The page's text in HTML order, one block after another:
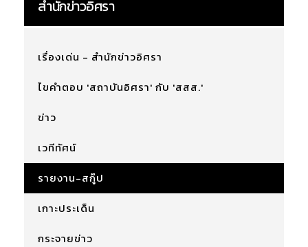
สำนักข่าวอิศรา
เรื่องเด่น - สำนักข่าวอิศรา
ไขคำตอบ 'สถาบันอิศรา' กับ 'สสส.'
ข่าว
เวทีทัศน์
รายงาน-สกู๊ป
เกาะประเด็น
กระจายข่าว